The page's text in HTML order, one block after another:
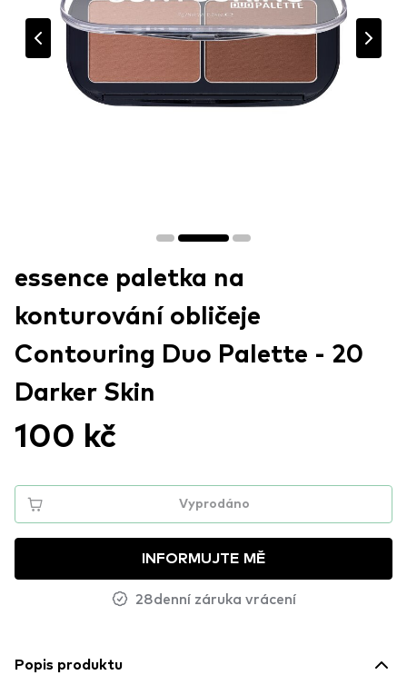
essence paletka na
konturování obličeje
Contouring Duo Palette - 20
Darker Skin
100 kč
Vyprodáno
INFORMUJTE MĚ
28denní záruka vrácení
Popis produktu